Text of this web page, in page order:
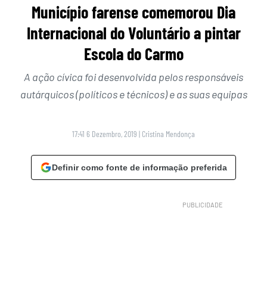
Município farense comemorou Dia
Internacional do Voluntário a pintar
Escola do Carmo
A ação cívica foi desenvolvida pelos responsáveis
autárquicos (políticos e técnicos) e as suas equipas
17:41 6 Dezembro, 2019 | Cristina Mendonça
Definir como fonte de informação preferida